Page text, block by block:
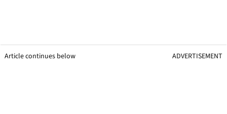
Article continues below ADVERTISEMENT